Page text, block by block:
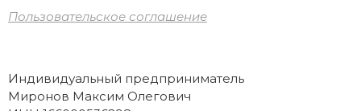
Пользовательское соглашение
Индивидуальный предприниматель
Миронов Максим Олегович